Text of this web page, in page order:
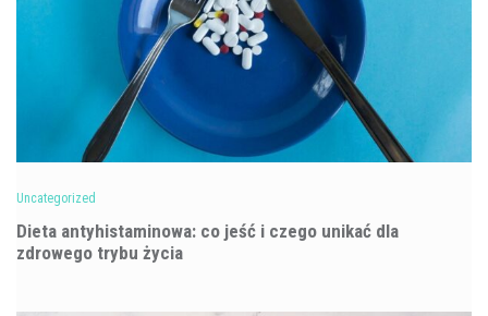
Uncategorized
Dieta antyhistaminowa: co jeść i czego unikać dla
zdrowego trybu życia